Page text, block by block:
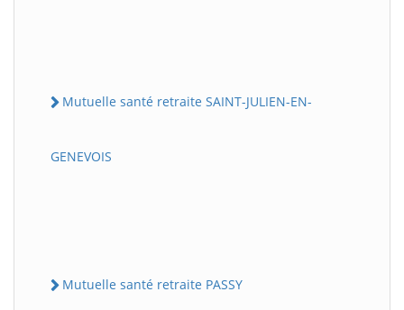
Mutuelle santé retraite SAINT-JULIEN-EN-
GENEVOIS
Mutuelle santé retraite PASSY